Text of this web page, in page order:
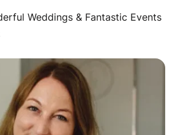
Weddings & Fantastic Events